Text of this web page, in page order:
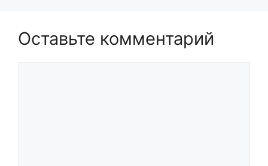
Оставьте комментарий